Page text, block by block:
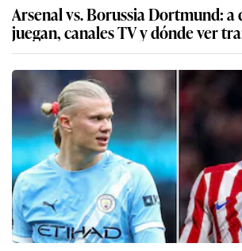
Arsenal vs. Borussia Dortmund: a
juegan, canales TV y dónde ver